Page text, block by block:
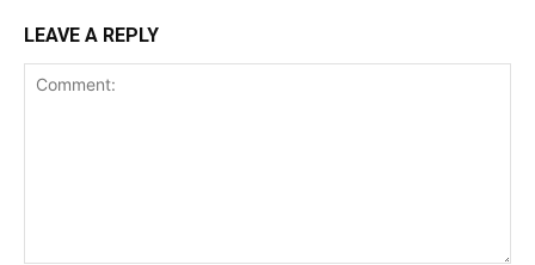
LEAVE A REPLY